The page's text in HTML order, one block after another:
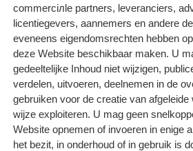
commerciлle partners, leveranciers,
licentiegevers, aannemers en andere
eveneens eigendomsrechten hebben
deze Website beschikbaar maken. U
gedeeltelijke Inhoud niet wijzigen,
verdelen, uitvoeren, deelnemen in de
gebruiken voor de creatie van afgeleide
wijze exploiteren. U mag geen
Website opnemen of invoeren in enige
het bezit, in onderhoud of in gebruik is